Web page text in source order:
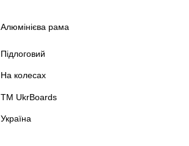
Алюмінієва рама
Підлоговий
На колесах
ТМ UkrBoards
Україна